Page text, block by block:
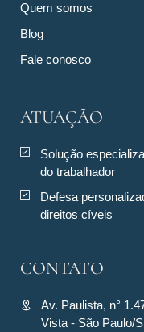
Quem somos
Blog
Fale conosco
ATUAÇÃO
Solução
do trabalhador
Defesa
direitos cíveis
CONTATO
Av. Paulista, n°
Vista - São Paulo/